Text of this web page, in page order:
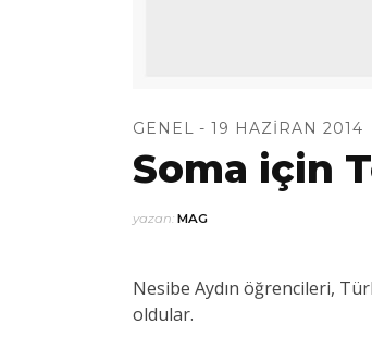
GENEL 19 HAZIRAN 2014
Soma için
yazan: MAG
Nesibe Aydın öğrencileri,
oldular.